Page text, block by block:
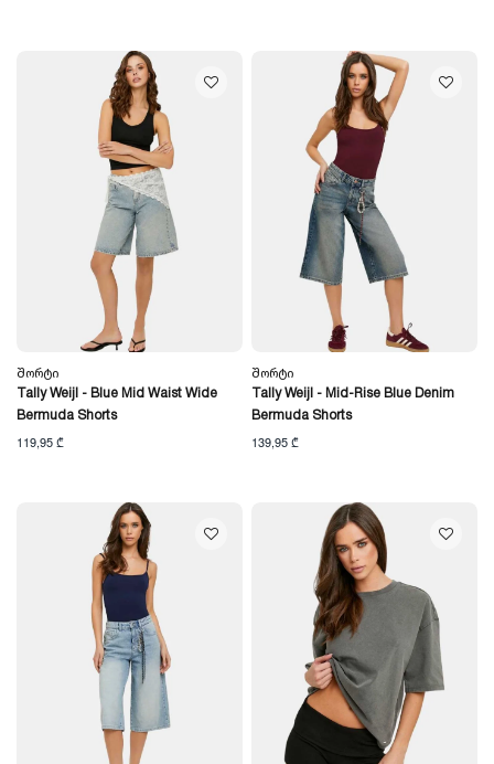
Შორტი
Tally Weijl - Blue Mid Waist Wide
Bermuda Shorts
119,95 ₾
Შორტი
Tally Weijl - Mid-Rise Blue Denim
Bermuda Shorts
139,95 ₾